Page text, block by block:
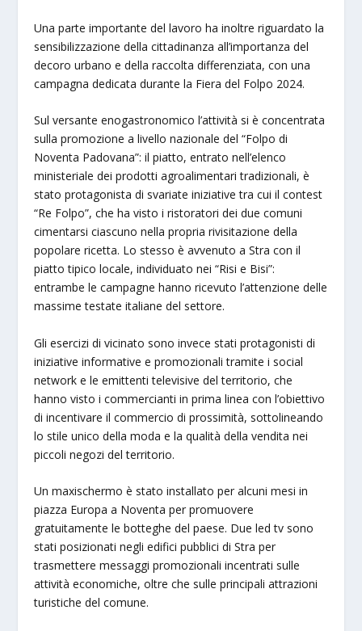
Una parte importante del lavoro ha inoltre riguardato la
sensibilizzazione della cittadinanza all’importanza del
decoro urbano e della raccolta differenziata, con una
campagna dedicata durante la Fiera del Folpo 2024.
Sul versante enogastronomico l’attività si è concentrata
sulla promozione a livello nazionale del “Folpo di
Noventa Padovana”: il piatto, entrato nell’elenco
ministeriale dei prodotti agroalimentari tradizionali, è
stato protagonista di svariate iniziative tra cui il contest
“Re Folpo”, che ha visto i ristoratori dei due comuni
cimentarsi ciascuno nella propria rivisitazione della
popolare ricetta. Lo stesso è avvenuto a Stra con il
piatto tipico locale, individuato nei “Risi e Bisi”:
entrambe le campagne hanno ricevuto l’attenzione delle
massime testate italiane del settore.
Gli esercizi di vicinato sono invece stati protagonisti di
iniziative informative e promozionali tramite i social
network e le emittenti televisive del territorio, che
hanno visto i commercianti in prima linea con l’obiettivo
di incentivare il commercio di prossimità, sottolineando
lo stile unico della moda e la qualità della vendita nei
piccoli negozi del territorio.
Un maxischermo è stato installato per alcuni mesi in
piazza Europa a Noventa per promuovere
gratuitamente le botteghe del paese. Due led tv sono
stati posizionati negli edifici pubblici di Stra per
trasmettere messaggi promozionali incentrati sulle
attività economiche, oltre che sulle principali attrazioni
turistiche del comune.